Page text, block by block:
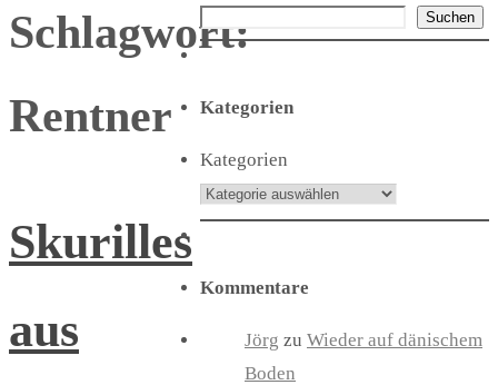
Schlagwort:
Rentner
Skurilles
aus
Suchen
Kategorien
Kategorien
Kommentare
Jörg zu Wieder auf dänischem
Boden